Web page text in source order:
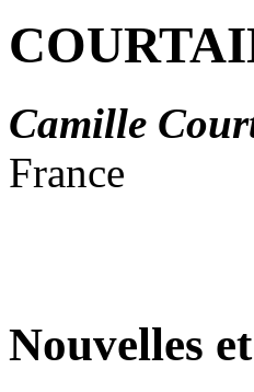
Camille
France
Nouvelles